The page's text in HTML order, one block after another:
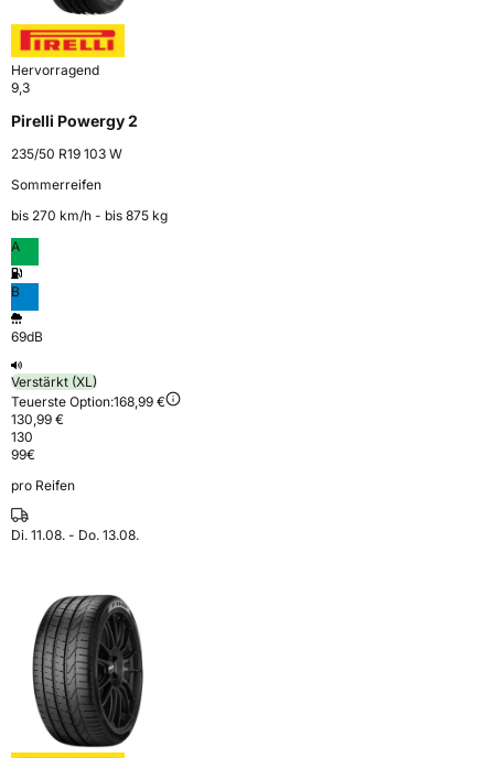
Hervorragend
9,3
Pirelli Powergy 2
235/50 R19 103 W
Sommerreifen
bis 270 km⁠/⁠h - bis 875 kg
A
B
69dB
Verstärkt (XL)
Teuerste Option:168,99 €
130,99 €
130
99€
pro Reifen
Di. 11.08. - Do. 13.08.